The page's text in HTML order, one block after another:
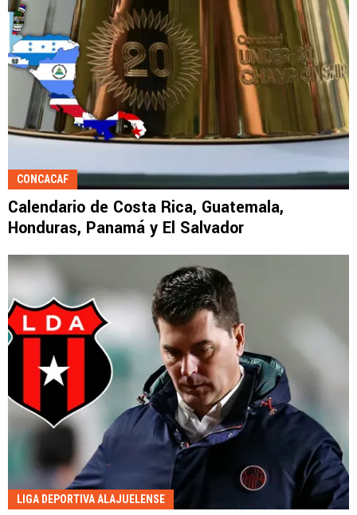
CONCACAF
Calendario de Costa Rica, Guatemala,
Honduras, Panamá y El Salvador
LIGA DEPORTIVA ALAJUELENSE